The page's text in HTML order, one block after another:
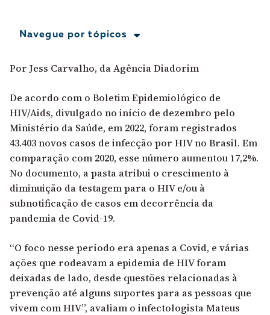
Navegue por tópicos
Por Jess Carvalho, da Agência Diadorim
De acordo com o Boletim Epidemiológico de
HIV/Aids, divulgado no início de dezembro pelo
Ministério da Saúde, em 2022, foram registrados
43.403 novos casos de infecção por HIV no Brasil. Em
comparação com 2020, esse número aumentou 17,2%.
No documento, a pasta atribui o crescimento à
diminuição da testagem para o HIV e/ou à
subnotificação de casos em decorrência da
pandemia de Covid-19.
“O foco nesse período era apenas a Covid, e várias
ações que rodeavam a epidemia de HIV foram
deixadas de lado, desde questões relacionadas à
prevenção até alguns suportes para as pessoas que
vivem com HIV”, avaliam o infectologista Mateus